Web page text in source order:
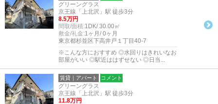
グリーングラス
京王線「上北沢」駅 徒歩3分
8.5万円
間取/面積:1DK/ 30.00㎡
敷金/礼金:1ヶ月/ 0ヶ月
東京都杉並区下高井戸１丁目40-7
※こんな方におすすめ ◎水回りはきれいなお
部屋がいい ◎駅近ははずせない ◎日当...
賃貸｜アパート コメント
グリーングラス
京王線「上北沢」駅 徒歩3分
11.8万円